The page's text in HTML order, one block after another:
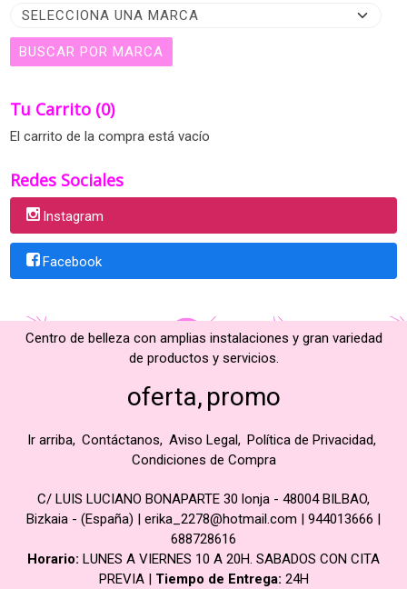
Tu Carrito (0)
El carrito de la compra está vacío
Redes Sociales
Instagram
Facebook
Centro de belleza con amplias instalaciones y gran variedad
de productos y servicios.
oferta promo
Ir arriba Contáctanos Aviso Legal
Política de Privacidad
Condiciones de Compra
C/ LUIS LUCIANO BONAPARTE 30 lonja - 48004 BILBAO,
Bizkaia - (España) | erika_2278@hotmail.com | 944013666
688728616
Horario: LUNES A VIERNES 10 A 20H. SABADOS CON CITA
PREVIA | Tiempo de Entrega: 24H